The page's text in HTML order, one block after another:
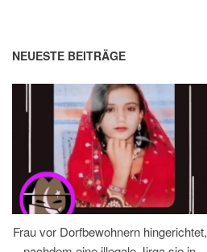
NEUESTE BEITRÄGE
Frau vor Dorfbewohnern hingerichtet,